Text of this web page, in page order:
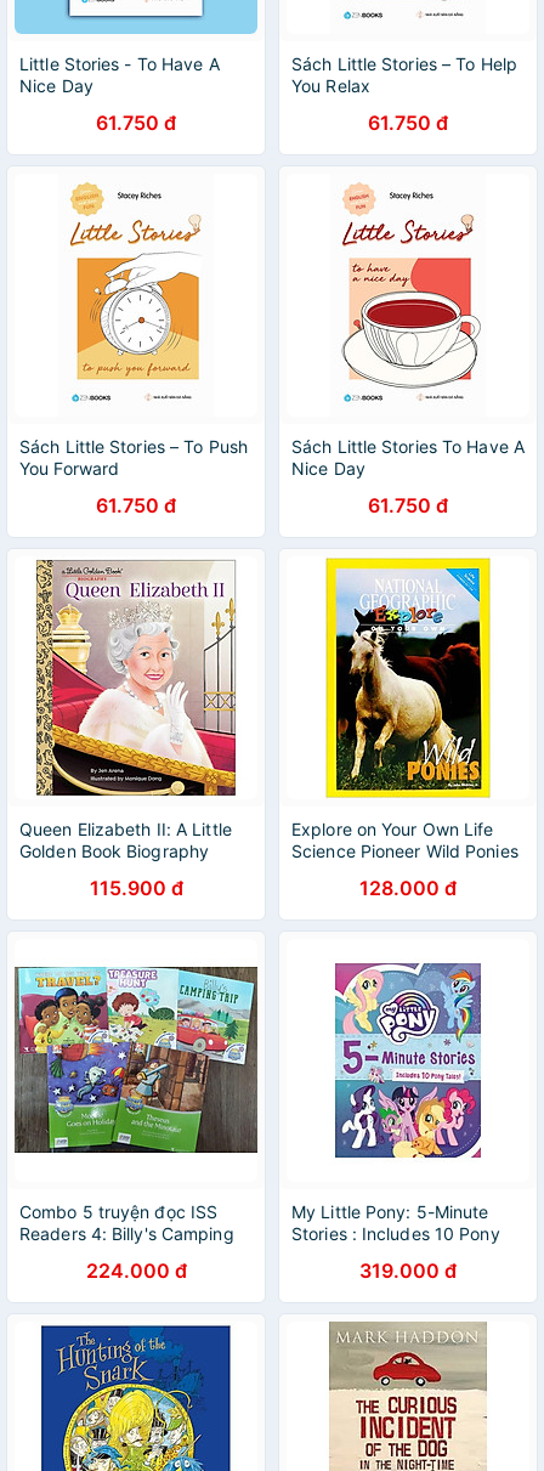
Little Stories - To Have A
Nice Day
61.750 đ
Sách Little Stories – To Help
You Relax
61.750 đ
Sách Little Stories – To Push
You Forward
61.750 đ
Sách Little Stories To Have A
Nice Day
61.750 đ
Queen Elizabeth II: A Little
Golden Book Biography
115.900 đ
Explore on Your Own Life
Science Pioneer Wild Ponies
128.000 đ
Combo 5 truyện đọc ISS
Readers 4: Billy's Camping
Do You Want to Travel?,
Moony Goes on Holiday,
Theseus and the Minotaur
224.000 đ
My Little Pony: 5-Minute
Stories : Includes 10 Pony
319.000 đ